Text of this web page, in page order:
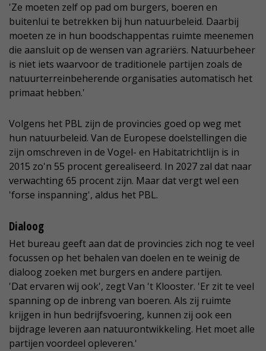
'Ze moeten zelf op pad om burgers, boeren en
buitenlui te betrekken bij hun natuurbeleid. Daarbij
moeten ze in hun boodschappentas ruimte meenemen
die aansluit op de wensen van agrariërs. Natuurbeheer
is niet iets waarvoor de traditionele partijen zoals de
natuurterreinbeherende organisaties automatisch het
primaat hebben.'
Volgens het PBL zijn de provincies goed op weg met
hun natuurbeleid. Van de Europese doelstellingen die
zijn omschreven in de Vogel- en Habitatrichtlijn is in
2015 zo'n 55 procent gerealiseerd. In 2027 zal dat naar
verwachting 65 procent zijn. Maar dat vergt wel een
'forse inspanning', aldus het PBL.
Dialoog
Het bureau geeft aan dat de provincies zich nog te veel
focussen op het behalen van doelen en te weinig de
dialoog zoeken met burgers en andere partijen.
'Dat ervaren wij ook', zegt Van 't Klooster. 'Er zit te veel
spanning op de inbreng van boeren. Als zij ruimte
krijgen in hun bedrijfsvoering, kunnen zij ook een
bijdrage leveren aan natuurontwikkeling. Het moet alle
partijen voordeel opleveren.'